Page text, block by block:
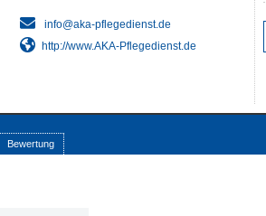
http://www.AKA-Pflegedienst.de
Bewertung